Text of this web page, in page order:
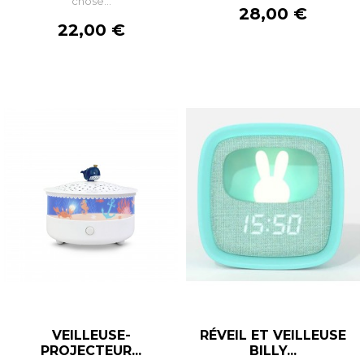
Prix
22,00 €
Prix
28,00 €
VEILLEUSE-
PROJECTEUR...
RÉVEIL ET VEILLEUSE
BILLY...